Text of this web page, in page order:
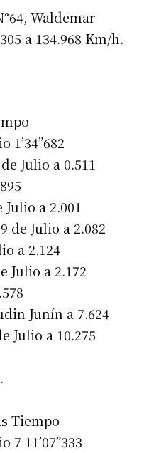
Waldemar
a 134.968 Km/h.
1’34”682
Julio a 0.511
a 2.001
de Julio a 2.082
a 2.124
Julio a 2.172
Junín a 7.624
Julio a 10.275
Tiempo
7 11’07”333